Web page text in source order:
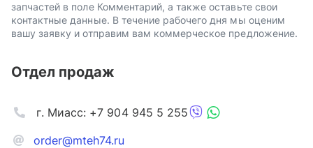
запчастей в поле Комментарий, а также оставьте свои
контактные данные. В течение рабочего дня мы оценим
вашу заявку и отправим вам коммерческое предложение.
Отдел продаж
order@mteh74.ru
г. Миасс: +7 904 945 5 255